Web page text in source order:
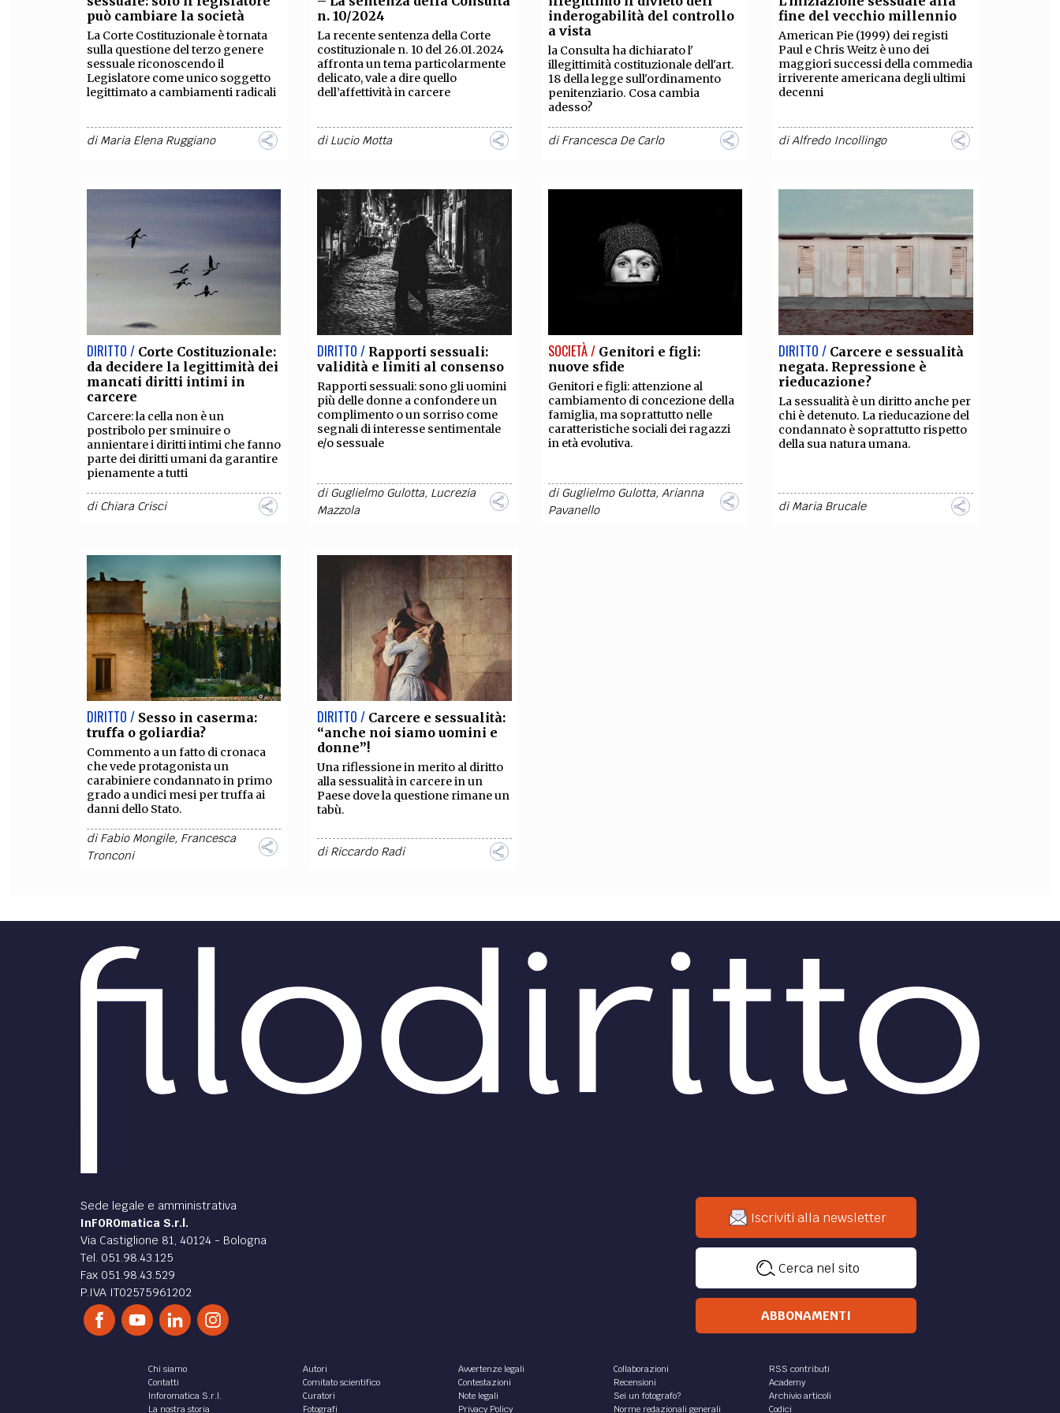
FILODIRITTO REDAZIONE COMITATO SCIENTIFICO CURATORI COLLABORA CON NOI
EXTRA
PROCEEDINGS PUBBLICITÀ CONTATTI
SOCIAL MEDIA
può cambiare la società
La Corte Costituzionale è tornata
sulla questione del terzo genere
sessuale riconoscendo il
Legislatore come unico soggetto
legittimato a cambiamenti radicali
diMaria Elena Ruggiano
n. 10/2024
La recente sentenza della Corte
costituzionale n. 10 del 26.01.2024
affronta un tema particolarmente
delicato, vale a dire quello
dell’affettività in carcere
diLucio Motta
inderogabilità del controllo
a vista
la Consulta ha dichiarato l'
illegittimità costituzionale dell'art.
18 della legge sull'ordinamento
penitenziario. Cosa cambia
adesso?
diFrancesca De Carlo
fine del vecchio millennio
American Pie (1999) dei registi
Paul e Chris Weitz è uno dei
maggiori successi della commedia
irriverente americana degli ultimi
decenni
diAlfredo Incollingo
DIRITTO / Corte Costituzionale:
da decidere la legittimità dei
mancati diritti intimi in
carcere
Carcere: la cella non è un
postribolo per sminuire o
annientare i diritti intimi che fanno
parte dei diritti umani da garantire
pienamente a tutti
diChiara Crisci
DIRITTO / Rapporti sessuali:
validità e limiti al consenso
Rapporti sessuali: sono gli uomini
più delle donne a confondere un
complimento o un sorriso come
segnali di interesse sentimentale
e/o sessuale
diGuglielmo Gulotta, Lucrezia
Mazzola
SOCIETÀ / Genitori e figli:
nuove sfide
Genitori e figli: attenzione al
cambiamento di concezione della
famiglia, ma soprattutto nelle
caratteristiche sociali dei ragazzi
in età evolutiva.
diGuglielmo Gulotta, Arianna
Pavanello
DIRITTO / Carcere e sessualità
negata. Repressione è
rieducazione?
La sessualità è un diritto anche per
chi è detenuto. La rieducazione del
condannato è soprattutto rispetto
della sua natura umana.
diMaria Brucale
DIRITTO / Sesso in caserma:
truffa o goliardia?
Commento a un fatto di cronaca
che vede protagonista un
carabiniere condannato in primo
grado a undici mesi per truffa ai
danni dello Stato.
diFabio Mongile, Francesca
Tronconi
DIRITTO / Carcere e sessualità:
“anche noi siamo uomini e
donne”!
Una riflessione in merito al diritto
alla sessualità in carcere in un
Paese dove la questione rimane un
tabù.
diRiccardo Radi
Sede legale e amministrativa
InFOROmatica S.r.l.
Via Castiglione 81, 40124 - Bologna
Tel. 051.98.43.125
Fax 051.98.43.529
P.IVA IT02575961202
Iscriviti alla newsletter
Cerca nel sito
ABBONAMENTI
Chi siamo
Contatti
Inforomatica S.r.l.
La nostra storia
Autori
Comitato scientifico
Curatori
Fotografi
Avvertenze legali
Contestazioni
Note legali
Privacy Policy
Collaborazioni
Recensioni
Sei un fotografo?
Norme redazionali generali
RSS contributi
Academy
Archivio articoli
Codici